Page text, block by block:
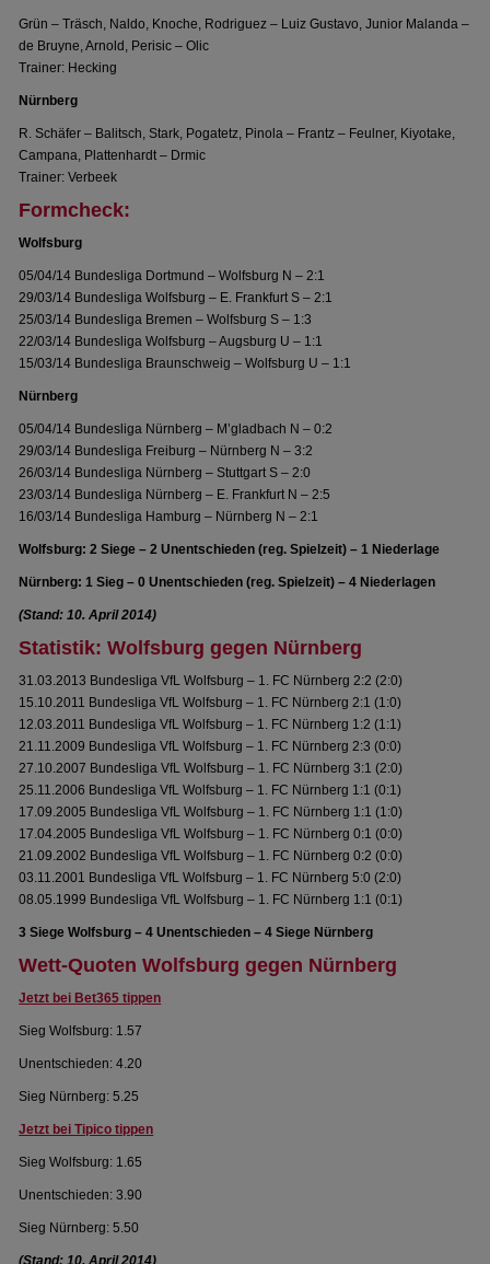
Grün – Träsch, Naldo, Knoche, Rodriguez – Luiz Gustavo, Junior Malanda –
de Bruyne, Arnold, Perisic – Olic
Trainer: Hecking
Nürnberg
R. Schäfer – Balitsch, Stark, Pogatetz, Pinola – Frantz – Feulner, Kiyotake,
Campana, Plattenhardt – Drmic
Trainer: Verbeek
Formcheck:
Wolfsburg
05/04/14 Bundesliga Dortmund – Wolfsburg N – 2:1
29/03/14 Bundesliga Wolfsburg – E. Frankfurt S – 2:1
25/03/14 Bundesliga Bremen – Wolfsburg S – 1:3
22/03/14 Bundesliga Wolfsburg – Augsburg U – 1:1
15/03/14 Bundesliga Braunschweig – Wolfsburg U – 1:1
Nürnberg
05/04/14 Bundesliga Nürnberg – M’gladbach N – 0:2
29/03/14 Bundesliga Freiburg – Nürnberg N – 3:2
26/03/14 Bundesliga Nürnberg – Stuttgart S – 2:0
23/03/14 Bundesliga Nürnberg – E. Frankfurt N – 2:5
16/03/14 Bundesliga Hamburg – Nürnberg N – 2:1
Wolfsburg: 2 Siege – 2 Unentschieden (reg. Spielzeit) – 1 Niederlage
Nürnberg: 1 Sieg – 0 Unentschieden (reg. Spielzeit) – 4 Niederlagen
(Stand: 10. April 2014)
Statistik: Wolfsburg gegen Nürnberg
31.03.2013 Bundesliga VfL Wolfsburg – 1. FC Nürnberg 2:2 (2:0)
15.10.2011 Bundesliga VfL Wolfsburg – 1. FC Nürnberg 2:1 (1:0)
12.03.2011 Bundesliga VfL Wolfsburg – 1. FC Nürnberg 1:2 (1:1)
21.11.2009 Bundesliga VfL Wolfsburg – 1. FC Nürnberg 2:3 (0:0)
27.10.2007 Bundesliga VfL Wolfsburg – 1. FC Nürnberg 3:1 (2:0)
25.11.2006 Bundesliga VfL Wolfsburg – 1. FC Nürnberg 1:1 (0:1)
17.09.2005 Bundesliga VfL Wolfsburg – 1. FC Nürnberg 1:1 (1:0)
17.04.2005 Bundesliga VfL Wolfsburg – 1. FC Nürnberg 0:1 (0:0)
21.09.2002 Bundesliga VfL Wolfsburg – 1. FC Nürnberg 0:2 (0:0)
03.11.2001 Bundesliga VfL Wolfsburg – 1. FC Nürnberg 5:0 (2:0)
08.05.1999 Bundesliga VfL Wolfsburg – 1. FC Nürnberg 1:1 (0:1)
3 Siege Wolfsburg – 4 Unentschieden – 4 Siege Nürnberg
Wett-Quoten Wolfsburg gegen Nürnberg
Jetzt bei Bet365 tippen
Sieg Wolfsburg: 1.57
Unentschieden: 4.20
Sieg Nürnberg: 5.25
Jetzt bei Tipico tippen
Sieg Wolfsburg: 1.65
Unentschieden: 3.90
Sieg Nürnberg: 5.50
(Stand: 10. April 2014)